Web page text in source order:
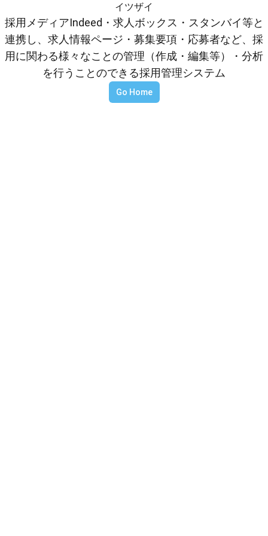
イツザイ
採用メディアIndeed・求人ボックス・スタンバイ等と
連携し、求人情報ページ・募集要項・応募者など、採
用に関わる様々なことの管理（作成・編集等）・分析
を行うことのできる採用管理システム
Go Home